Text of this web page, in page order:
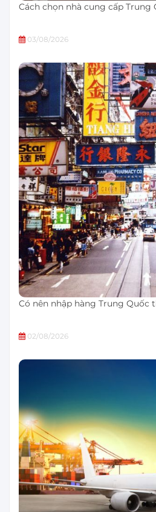
Cách chọn nhà cung cấp Trung
03/08/2026
Có nên nhập hàng Trung Quốc
02/08/2026